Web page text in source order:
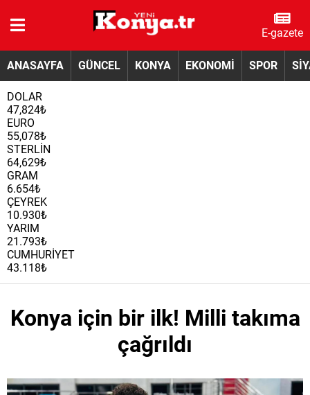
E-gazete
ANASAYFA GÜNCEL KONYA EKONOMİ SPOR
DOLAR
47,824₺
EURO
55,078₺
STERLİN
64,629₺
GRAM
6.654₺
ÇEYREK
10.930₺
YARIM
21.793₺
CUMHURİYET
43.118₺
Konya için bir ilk! Milli takıma
çağrıldı